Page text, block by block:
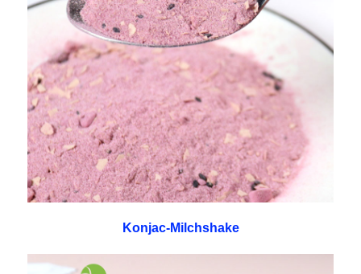
Konjac-Milchshake